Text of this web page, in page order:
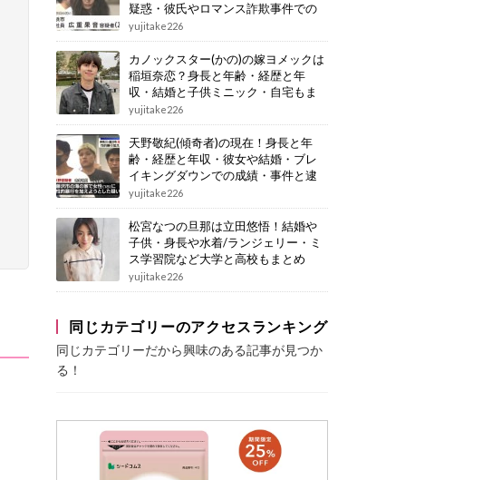
疑惑・彼氏やロマンス詐欺事件での
逮捕もまとめ
yujitake226
カノックスター(かの)の嫁ヨメックは
稲垣奈恋？身長と年齢・経歴と年
収・結婚と子供ミニック・自宅もま
とめ
yujitake226
天野敬紀(傾奇者)の現在！身長と年
齢・経歴と年収・彼女や結婚・ブレ
イキングダウンでの成績・事件と逮
捕もまとめ
yujitake226
松宮なつの旦那は立田悠悟！結婚や
子供・身長や水着/ランジェリー・ミ
ス学習院など大学と高校もまとめ
yujitake226
同じカテゴリーのアクセスランキング
同じカテゴリーだから興味のある記事が見つか
る！